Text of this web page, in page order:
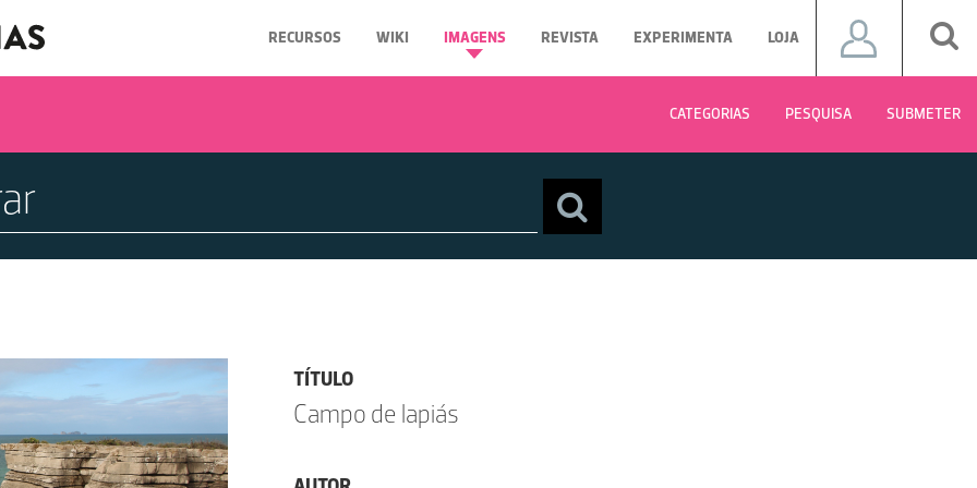
RECURSOS WIKI IMAGENS REVISTA EXPERIMENTA LOJA
CATEGORIAS PESQUISA SUBMETER
TÍTULO
Campo de lapiás